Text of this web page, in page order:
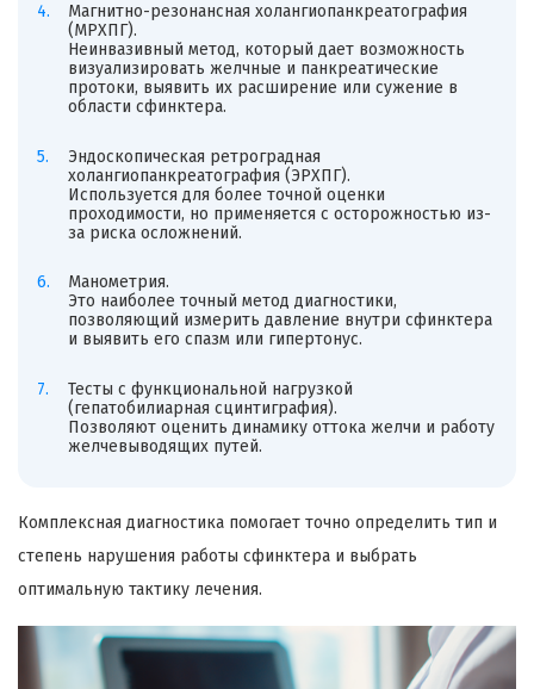
Магнитно-резонансная холангиопанкреатография
(МРХПГ).
Неинвазивный метод, который дает возможность
визуализировать желчные и панкреатические
протоки, выявить их расширение или сужение в
области сфинктера.
Эндоскопическая ретроградная
холангиопанкреатография (ЭРХПГ).
Используется для более точной оценки
проходимости, но применяется с осторожностью из-
за риска осложнений.
Манометрия.
Это наиболее точный метод диагностики,
позволяющий измерить давление внутри сфинктера
и выявить его спазм или гипертонус.
Тесты с функциональной нагрузкой
(гепатобилиарная сцинтиграфия).
Позволяют оценить динамику оттока желчи и работу
желчевыводящих путей.
Комплексная диагностика помогает точно определить тип и
степень нарушения работы сфинктера и выбрать
оптимальную тактику лечения.